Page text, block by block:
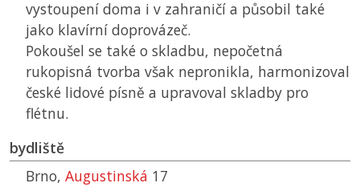
vystoupení doma i v zahraničí a působil také
jako klavírní doprovázeč.
Pokoušel se také o skladbu, nepočetná
rukopisná tvorba však nepronikla, harmonizoval
české lidové písně a upravoval skladby pro
flétnu.
bydliště
Brno, Augustinská 17